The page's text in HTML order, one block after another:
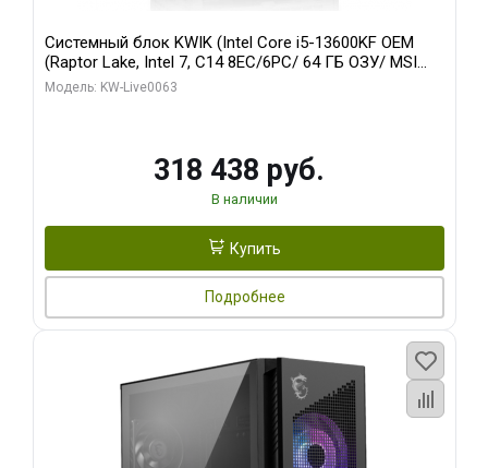
Системный блок KWIK (Intel Core i5-13600KF OEM
(Raptor Lake, Intel 7, C14 8EC/6PC/ 64 ГБ ОЗУ/ MSI
RTX5080 VENTUS 3X OC 16GB GDDR7 256bit 3xDP
Модель: KW-Live0063
318 438 руб.
В наличии
Купить
Подробнее